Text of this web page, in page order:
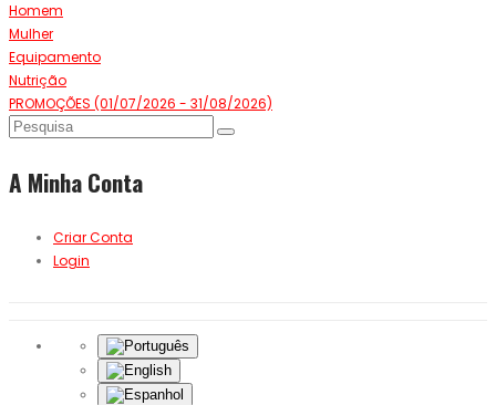
Homem
Mulher
Equipamento
Nutrição
PROMOÇÕES (01/07/2026 - 31/08/2026)
A Minha Conta
Criar Conta
Login